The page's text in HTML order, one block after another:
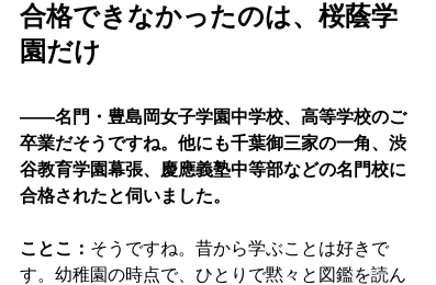
合格できなかったのは、桜蔭学
園だけ
――名門・豊島岡女子学園中学校、高等学校のご
卒業だそうですね。他にも千葉御三家の一角、渋
谷教育学園幕張、慶應義塾中等部などの名門校に
合格されたと伺いました。
ことこ： そうですね。昔から学ぶことは好きで
す。幼稚園の時点で、ひとりで黙々と図鑑を読ん